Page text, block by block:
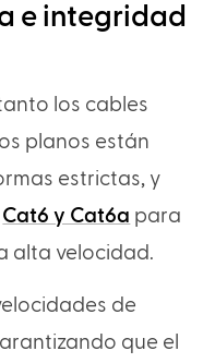
e integridad
los cables
planos están
estrictas, y
Cat6 y Cat6a para
alta velocidad.
de
que el